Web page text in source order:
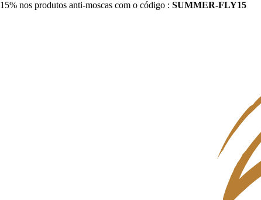
15% nos produtos anti-moscas com o código : SUMMER-FLY15